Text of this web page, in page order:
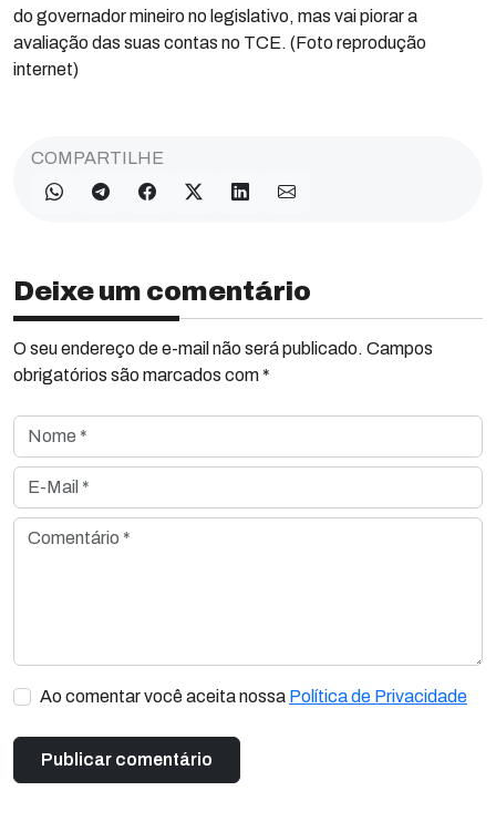
do governador mineiro no legislativo, mas vai piorar a
avaliação das suas contas no TCE. (Foto reprodução
internet)
COMPARTILHE
Deixe um comentário
O seu endereço de e-mail não será publicado. Campos
obrigatórios são marcados com *
Nome *
E-Mail *
Comentário *
Ao comentar você aceita nossa Política de Privacidade